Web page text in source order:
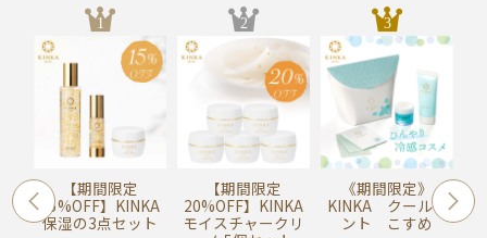
1
【期間限定
15%OFF】KINKA
保湿の3点セット
2
【期間限定
20%OFF】KINKA
モイスチャークリ
3
《期間限定》
KINKA クールミ
ント こすめ